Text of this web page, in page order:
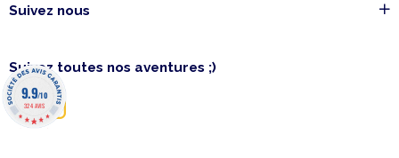
Suivez nous
Suivez toutes nos aventures ;)
9.9/10
324 AVIS